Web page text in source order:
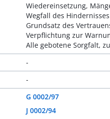
Wiedereinsetzung,
Wegfall des Hindernisses
Grundsatz des
Verpflichtung zur
Alle gebotene Sorgfalt,
-
-
G 0002/97
J 0002/94